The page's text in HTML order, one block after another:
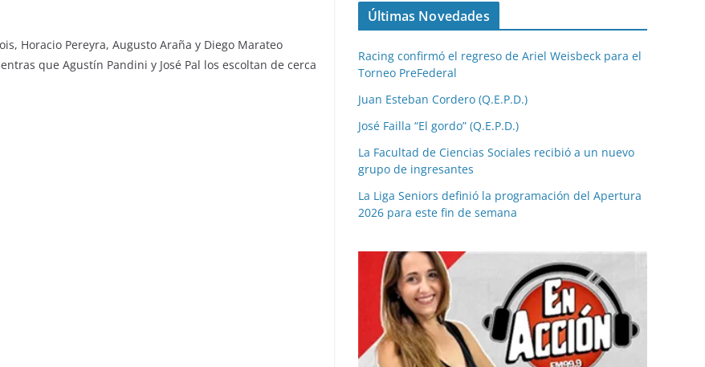
Horacio Pereyra, Augusto Araña y Diego Marateo
que Agustín Pandini y José Pal los escoltan de cerca
Últimas Novedades
Racing confirmó el regreso de Ariel Weisbeck para el
Torneo PreFederal
Juan Esteban Cordero (Q.E.P.D.)
José Failla “El gordo” (Q.E.P.D.)
La Facultad de Ciencias Sociales recibió a un nuevo
grupo de ingresantes
La Liga Seniors definió la programación del Apertura
2026 para este fin de semana